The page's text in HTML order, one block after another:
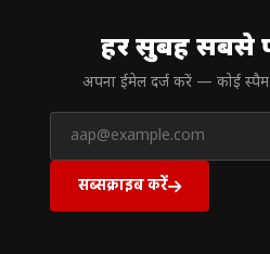
हर सुबह सबसे
अपना ईमेल दर्ज करें — कोई स्पैम
सब्सक्राइब करें